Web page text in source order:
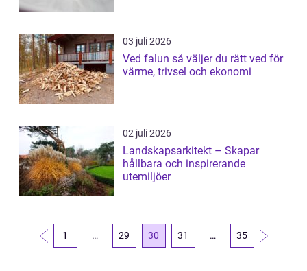
03 juli 2026
Ved falun så väljer du rätt ved för
värme, trivsel och ekonomi
02 juli 2026
Landskapsarkitekt – Skapar
hållbara och inspirerande
utemiljöer
1 … 29 30 31 … 35